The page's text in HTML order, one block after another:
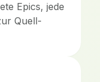
Epics, jede
Quell-